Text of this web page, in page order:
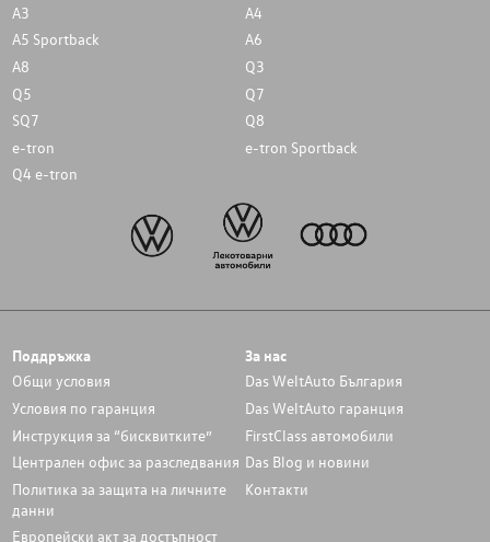
A3
A4
A5 Sportback
A6
A8
Q3
Q5
Q7
SQ7
Q8
e-tron
e-tron Sportback
Q4 e-tron
Поддръжка
Общи условия
Условия по гаранция
Инструкция за “бисквитките”
Централен офис за разследвания
Политика за защита на личните
данни
Европейски акт за достъпност
За нас
Das WeltAuto България
Das WeltAuto гаранция
FirstClass автомобили
Das Blog и новини
Контакти